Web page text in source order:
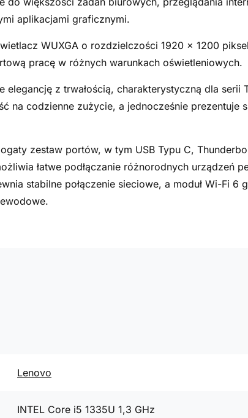
aplikacjami graficznymi.
WUXGA o rozdzielczości 1920 x 1200
pracę w różnych warunkach oświetleniowych.
elegancję z trwałością, charakterystyczną dla serii
na codzienne zużycie, a jednocześnie prezentuje
zestaw portów, w tym USB Typu C,
łatwe podłączanie różnorodnych urządzeń
stabilne połączenie sieciowe, a moduł Wi-Fi 6
Lenovo
INTEL Core i5 1335U 1,3 GHz